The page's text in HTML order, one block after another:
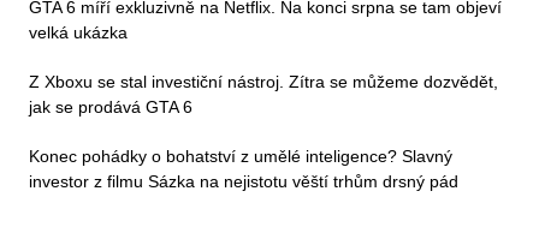
GTA 6 míří exkluzivně na Netflix. Na konci srpna se tam objeví
velká ukázka
Z Xboxu se stal investiční nástroj. Zítra se můžeme dozvědět,
jak se prodává GTA 6
Konec pohádky o bohatství z umělé inteligence? Slavný
investor z filmu Sázka na nejistotu věští trhům drsný pád